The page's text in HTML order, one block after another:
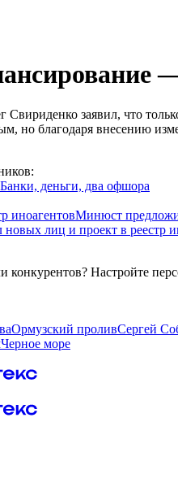
Свириденко заявил, что
но благодаря внесению
Банки, деньги, два офшора
иноагентовМинюст
лиц и проект в реестр
конкурентов? Настройте
Ормузский проливСергей
Черное море